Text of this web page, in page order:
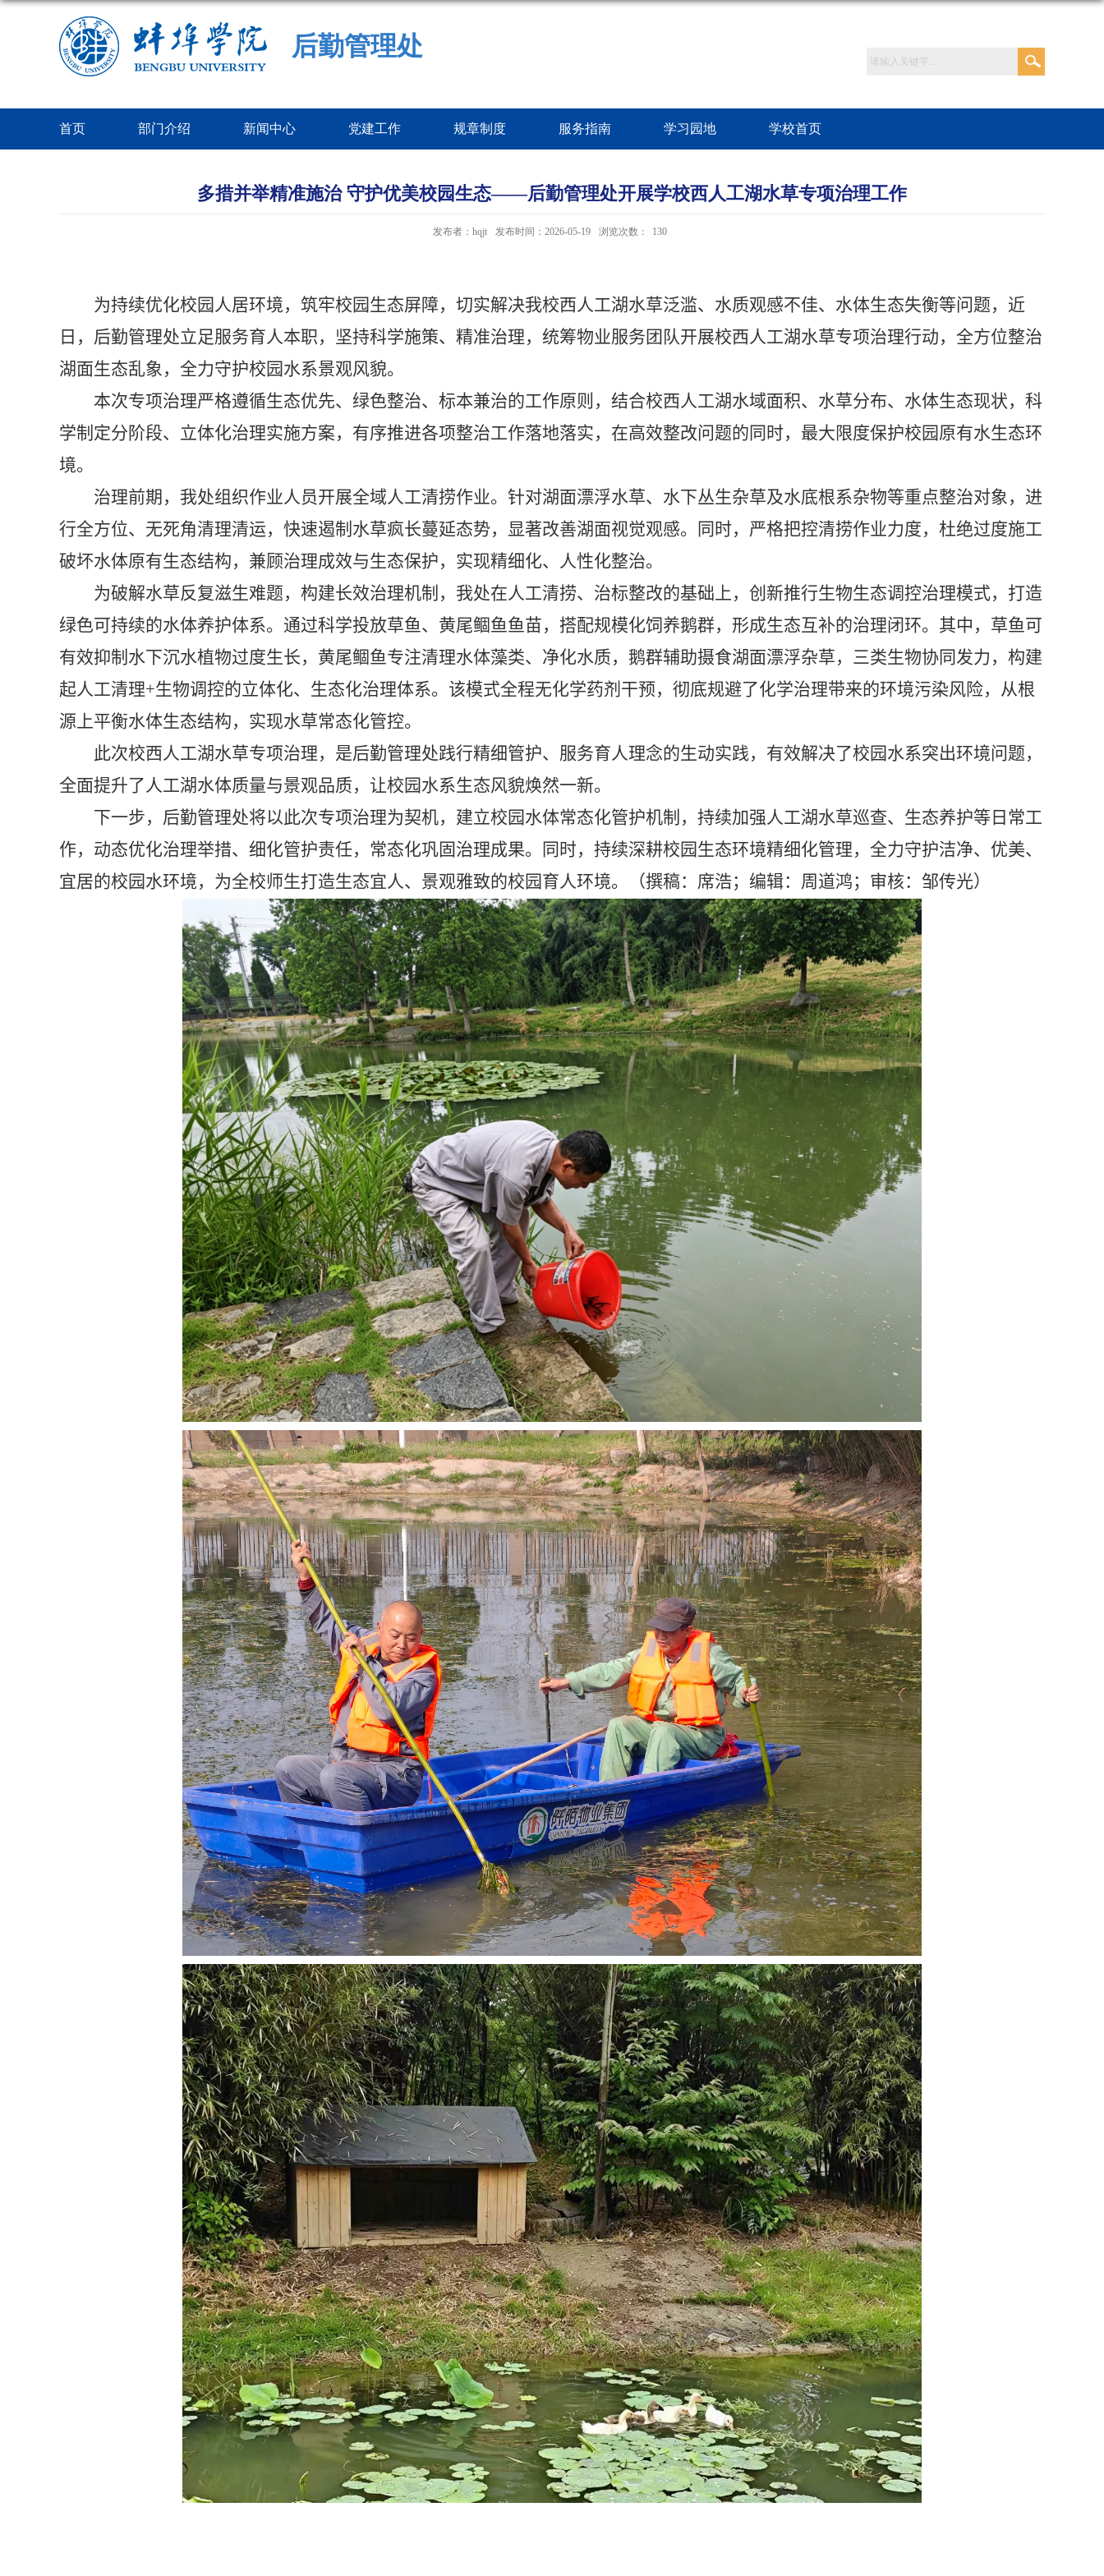
后勤管理处
首页 部门介绍 新闻中心 党建工作 规章制度 服务指南 学习园地 学校首页
多措并举精准施治 守护优美校园生态——后勤管理处开展学校西人工湖水草专项治理工作
发布者：hqjt 发布时间：2026-05-19 浏览次数： 130
为持续优化校园人居环境，筑牢校园生态屏障，切实解决我校西人工湖水草泛滥、水质观感不佳、水体生态失衡等问题，近
日，后勤管理处立足服务育人本职，坚持科学施策、精准治理，统筹物业服务团队开展校西人工湖水草专项治理行动，全方位整治
湖面生态乱象，全力守护校园水系景观风貌。
本次专项治理严格遵循生态优先、绿色整治、标本兼治的工作原则，结合校西人工湖水域面积、水草分布、水体生态现状，科
学制定分阶段、立体化治理实施方案，有序推进各项整治工作落地落实，在高效整改问题的同时，最大限度保护校园原有水生态环
境。
治理前期，我处组织作业人员开展全域人工清捞作业。针对湖面漂浮水草、水下丛生杂草及水底根系杂物等重点整治对象，进
行全方位、无死角清理清运，快速遏制水草疯长蔓延态势，显著改善湖面视觉观感。同时，严格把控清捞作业力度，杜绝过度施工
破坏水体原有生态结构，兼顾治理成效与生态保护，实现精细化、人性化整治。
为破解水草反复滋生难题，构建长效治理机制，我处在人工清捞、治标整改的基础上，创新推行生物生态调控治理模式，打造
绿色可持续的水体养护体系。通过科学投放草鱼、黄尾鲴鱼鱼苗，搭配规模化饲养鹅群，形成生态互补的治理闭环。其中，草鱼可
有效抑制水下沉水植物过度生长，黄尾鲴鱼专注清理水体藻类、净化水质，鹅群辅助摄食湖面漂浮杂草，三类生物协同发力，构建
起人工清理+生物调控的立体化、生态化治理体系。该模式全程无化学药剂干预，彻底规避了化学治理带来的环境污染风险，从根
源上平衡水体生态结构，实现水草常态化管控。
此次校西人工湖水草专项治理，是后勤管理处践行精细管护、服务育人理念的生动实践，有效解决了校园水系突出环境问题，
全面提升了人工湖水体质量与景观品质，让校园水系生态风貌焕然一新。
下一步，后勤管理处将以此次专项治理为契机，建立校园水体常态化管护机制，持续加强人工湖水草巡查、生态养护等日常工
作，动态优化治理举措、细化管护责任，常态化巩固治理成果。同时，持续深耕校园生态环境精细化管理，全力守护洁净、优美、
宜居的校园水环境，为全校师生打造生态宜人、景观雅致的校园育人环境。（撰稿：席浩；编辑：周道鸿；审核：邹传光）